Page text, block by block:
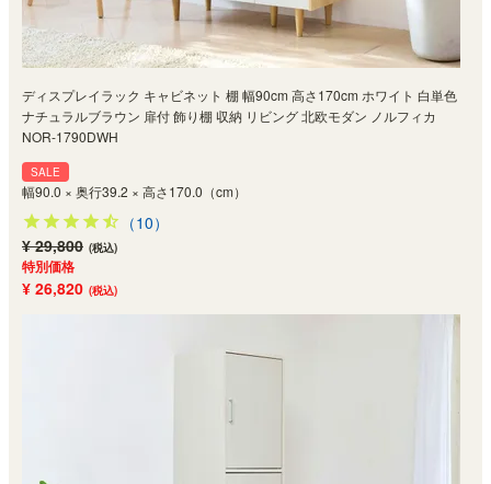
ディスプレイラック キャビネット 棚 幅90cm 高さ170cm ホワイト 白単色
ナチュラルブラウン 扉付 飾り棚 収納 リビング 北欧モダン ノルフィカ
NOR-1790DWH
SALE
幅90.0 × 奥行39.2 × 高さ170.0（cm）
（10）
¥ 29,800 (税込)
特別価格
¥ 26,820 (税込)